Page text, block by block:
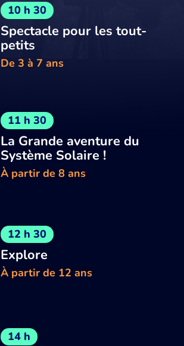
10 h 30
Spectacle pour les tout-
petits
De 3 à 7 ans
11 h 30
La Grande aventure du
Système Solaire !
À partir de 8 ans
12 h 30
Explore
À partir de 12 ans
14 h